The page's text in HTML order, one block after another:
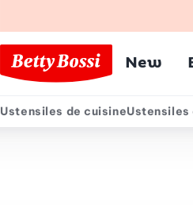
New
Menu
Ustensiles de cuisine